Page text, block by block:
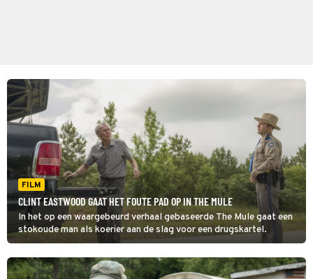
FILM
CLINT EASTWOOD GAAT HET FOUTE PAD OP IN THE MULE
In het op een waargebeurd verhaal gebaseerde The Mule gaat een
stokoude man als koerier aan de slag voor een drugskartel.